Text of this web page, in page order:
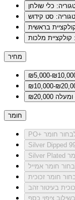
כלי שולחן
סט קידוש
בראשית
קולקציית מלכות
מחיר
₪5,000-
₪10,000-
₪20,000
חומר
Silver Dipped
Silver Plated
חומר אמייל
חומר זכוכית
בעיטור זהב
ציפוי כסף